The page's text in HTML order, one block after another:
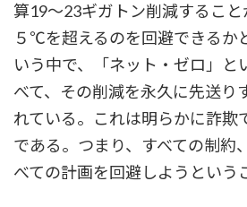
算19～23ギガトン削減すること
５℃を超えるのを回避できるか
いう中で、「ネット・ゼロ」と
べて、その削減を永久に先送り
れている。これは明らかに詐欺
である。つまり、すべての制約
べての計画を回避しようという